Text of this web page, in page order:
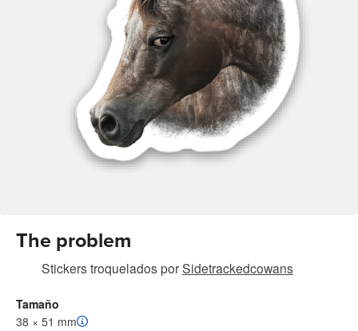
The problem
Stickers troqueladosporSidetrackedcowans
Tamaño
38 × 51 mm